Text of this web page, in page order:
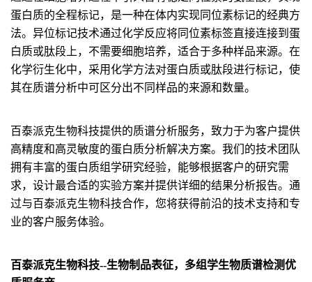
蛋白质的全程标记，是一种在体内实现同位素标记的经典方
法。异位标记技术通过化学反应将同位素标签直接连接到蛋
白质或肽段上，不需要细胞培养，适合于多种样品来源。在
化学衍生化中，采用化学方法对蛋白质或肽段进行标记，使
其在质谱分析中可区分出不同样品的来源和数量。
百泰派克生物科技提供的质谱分析服务，致力于为客户提供
高精度和高灵敏度的蛋白质分析解决方案。我们的技术团队
拥有丰富的蛋白质组学研究经验，能够根据客户的研究需
求，设计最合适的实验方案并提供详细的结果分析报告。通
过与百泰派克生物科技合作，您将获得前沿的技术支持和专
业的客户服务体验。
百泰派克生物科技--生物制品表征，多组学生物质谱检测优